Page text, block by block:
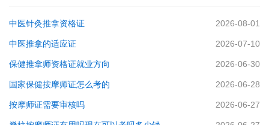
中医针灸推拿资格证 2026-08-01
中医推拿的适应证 2026-07-10
保健推拿师资格证就业方向 2026-06-30
国家保健按摩师证怎么考的 2026-06-28
按摩师证需要审核吗 2026-06-27